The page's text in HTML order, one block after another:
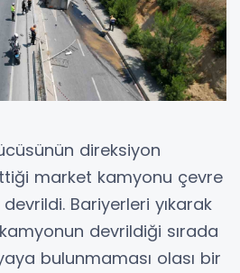
direksiyon
market kamyonu çevre
Bariyerleri yıkarak
devrildiği sırada
bulunmaması olası bir